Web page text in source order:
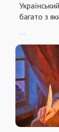
багато з
...